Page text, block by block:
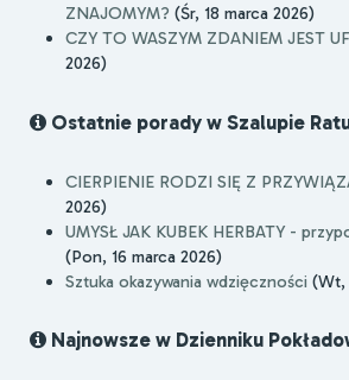
ZNAJOMYM? (Śr, 18 marca 2026)
CZY TO WASZYM ZDANIEM JEST
2026)
Ostatnie porady w Szalupie
CIERPIENIE RODZI SIĘ Z
2026)
UMYSŁ JAK KUBEK HERBATY -
(Pon, 16 marca 2026)
Sztuka okazywania wdzięczności (Wt,
Najnowsze w Dzienniku